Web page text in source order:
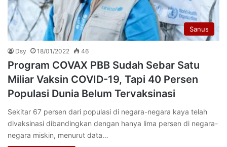
Sanus
Dsy 18/01/2022 46
Program COVAX PBB Sudah Sebar Satu
Miliar Vaksin COVID-19, Tapi 40 Persen
Populasi Dunia Belum Tervaksinasi
Sekitar 67 persen dari populasi di negara-negara kaya telah
divaksinasi dibandingkan dengan hanya lima persen di negara-
negara miskin, menurut data…